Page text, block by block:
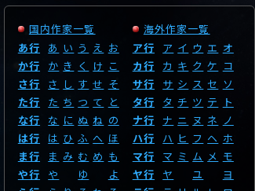
国内作家一覧
あ行
あ い う え お
か行
か き く け こ
さ行
さ し す せ そ
た行
た ち つ て と
な行
な に ぬ ね の
は行
は ひ ふ へ ほ
ま行
ま み む め も
や行
や ゆ
よ
海外作家一覧
ア行
ア イ ウ エ オ
カ行
カ キ ク ケ コ
サ行
サ シ ス セ ソ
タ行
タ チ ツ テ
ト
ナ行
ナ ニ ヌ ネ ノ
ハ行
ハ ヒ フ ヘ ホ
マ行
マ ミ ム メ モ
ヤ行
ヤ ユ
ヨ